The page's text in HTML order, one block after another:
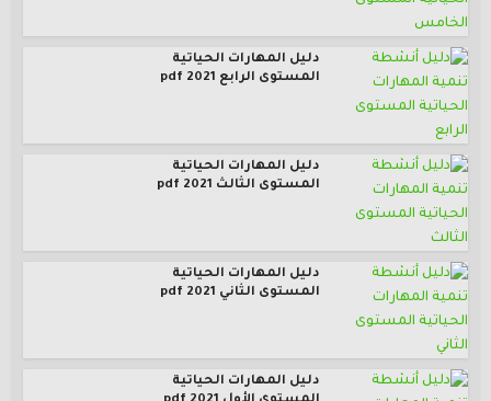
دليل المهارات الحياتية
المستوى الرابع pdf 2021
دليل المهارات الحياتية
المستوى الثالث pdf 2021
دليل المهارات الحياتية
المستوى الثاني pdf 2021
دليل المهارات الحياتية